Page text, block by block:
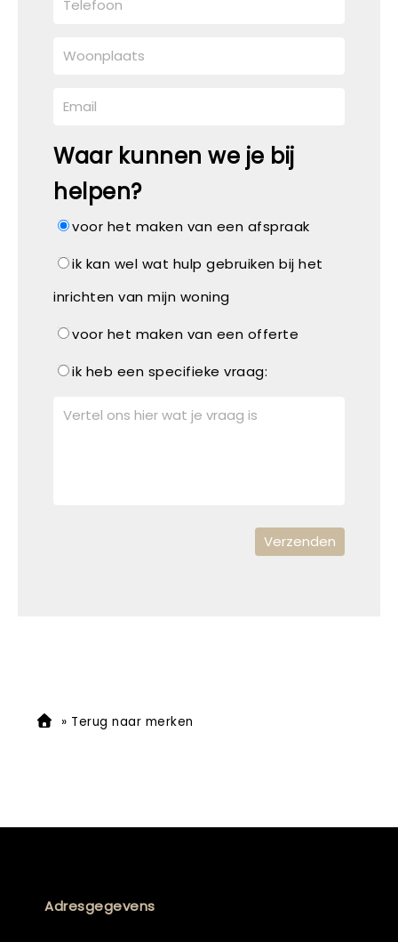
Waar kunnen we je bij
helpen?
voor het maken van een afspraak
ik kan wel wat hulp gebruiken bij het
inrichten van mijn woning
voor het maken van een offerte
ik heb een specifieke vraag:
» Terug naar merken
Adresgegevens